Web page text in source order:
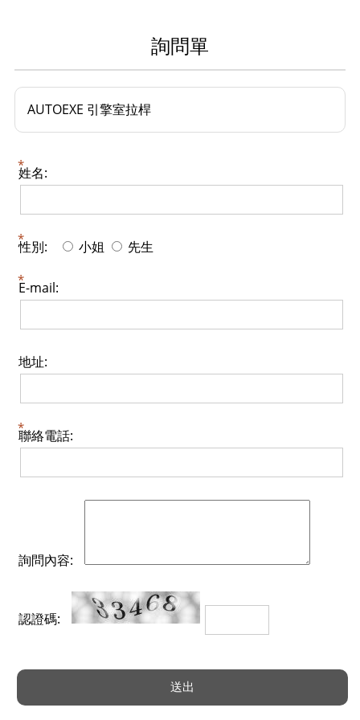
詢問單
AUTOEXE 引擎室拉桿
姓名:
性別: 小姐 先生
E-mail:
地址:
聯絡電話:
詢問內容:
認證碼: